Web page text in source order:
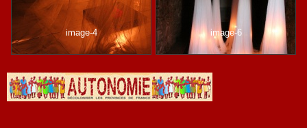
image-4 image-6